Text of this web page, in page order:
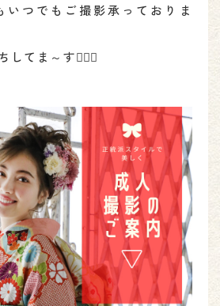
いつでもご撮影承っておりま
てま～す🙆🏻‍♀️